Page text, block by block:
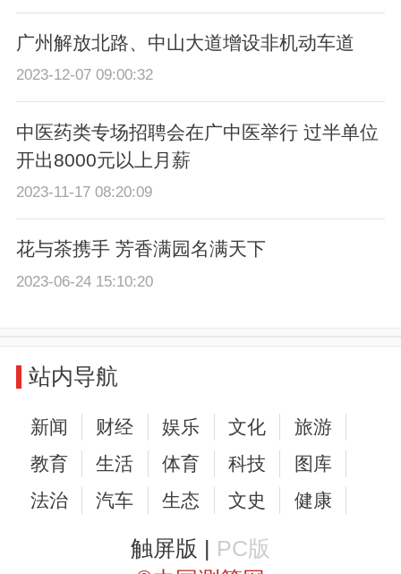
广州解放北路、中山大道增设非机动车道
2023-12-07 09:00:32
中医药类专场招聘会在广中医举行 过半单位
开出8000元以上月薪
2023-11-17 08:20:09
花与茶携手 芳香满园名满天下
2023-06-24 15:10:20
站内导航
新闻 财经 娱乐 文化
旅游
教育
生活 体育 科技
图库
法治
汽车 生态 文史 健康
触屏版 | PC版